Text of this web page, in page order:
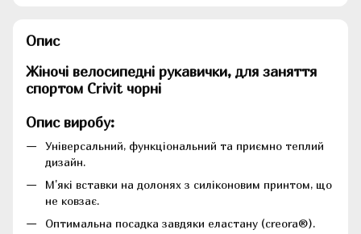
Опис
Жіночі велосипедні рукавички, для заняття
спортом Crivit чорні
Опис виробу:
Універсальний, функціональний та приємно теплий
дизайн.
М'які вставки на долонях з силіконовим принтом, що
не ковзає.
Оптимальна посадка завдяки еластану (creora®).